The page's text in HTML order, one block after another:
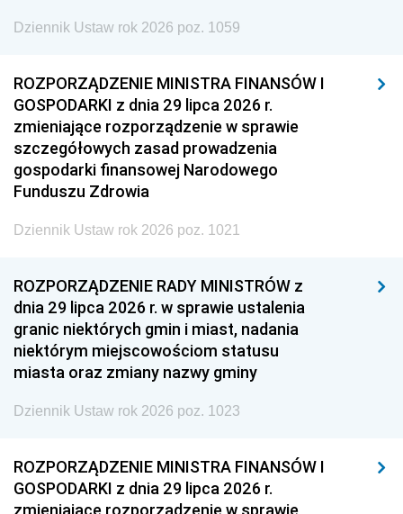
Dziennik Ustaw rok 2026 poz. 1059
ROZPORZĄDZENIE MINISTRA FINANSÓW I
GOSPODARKI z dnia 29 lipca 2026 r.
zmieniające rozporządzenie w sprawie
szczegółowych zasad prowadzenia
gospodarki finansowej Narodowego
Funduszu Zdrowia
Dziennik Ustaw rok 2026 poz. 1021
ROZPORZĄDZENIE RADY MINISTRÓW z
dnia 29 lipca 2026 r. w sprawie ustalenia
granic niektórych gmin i miast, nadania
niektórym miejscowościom statusu
miasta oraz zmiany nazwy gminy
Dziennik Ustaw rok 2026 poz. 1023
ROZPORZĄDZENIE MINISTRA FINANSÓW I
GOSPODARKI z dnia 29 lipca 2026 r.